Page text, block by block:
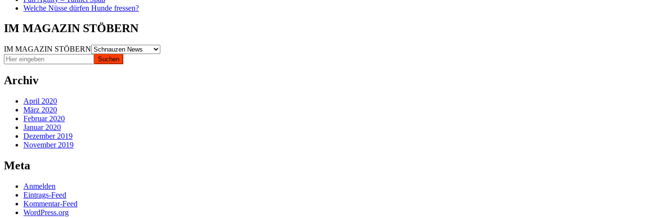
Welche Nüsse dürfen Hunde fressen?
IM MAGAZIN STÖBERN
IM MAGAZIN STÖBERN
Archiv
April 2020
März 2020
Februar 2020
Januar 2020
Dezember 2019
November 2019
Meta
Anmelden
Eintrags-Feed
Kommentar-Feed
WordPress.org